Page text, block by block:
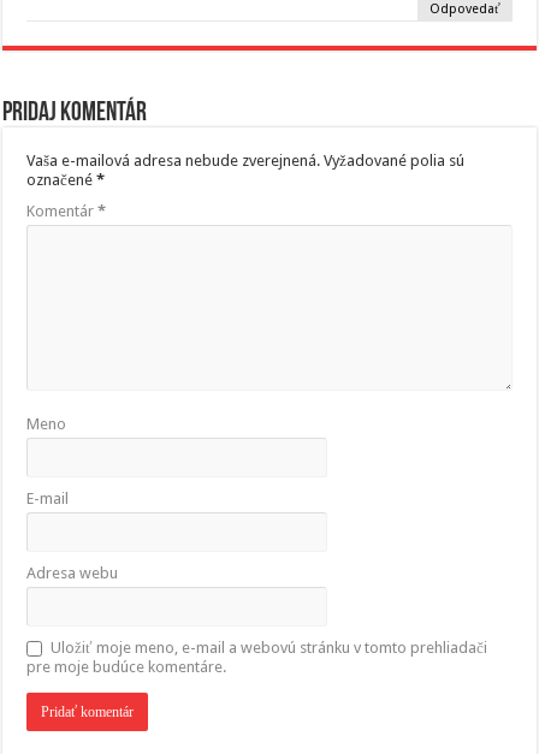
Odpovedať
Pridaj komentár
Vaša e-mailová adresa nebude zverejnená. Vyžadované polia sú
označené*
Komentár*
Meno
E-mail
Adresa webu
Uložiť moje meno, e-mail a webovú stránku v tomto prehliadači
pre moje budúce komentáre.